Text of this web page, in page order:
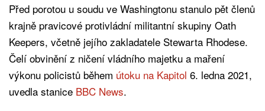
Před porotou u soudu ve Washingtonu stanulo pět členů
krajně pravicové protivládní militantní skupiny Oath
Keepers, včetně jejího zakladatele Stewarta Rhodese.
Čelí obvinění z ničení vládního majetku a maření
výkonu policistů během útoku na Kapitol 6. ledna 2021,
uvedla stanice BBC News.